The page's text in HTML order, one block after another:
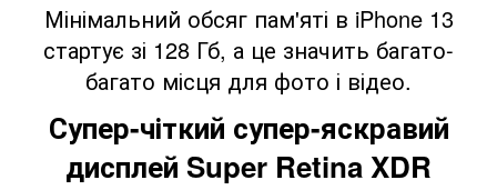
Мінімальний обсяг пам'яті в iPhone 13
стартує зі 128 Гб, а це значить багато-
багато місця для фото і відео.
Супер-чіткий супер-яскравий
дисплей Super Retina XDR